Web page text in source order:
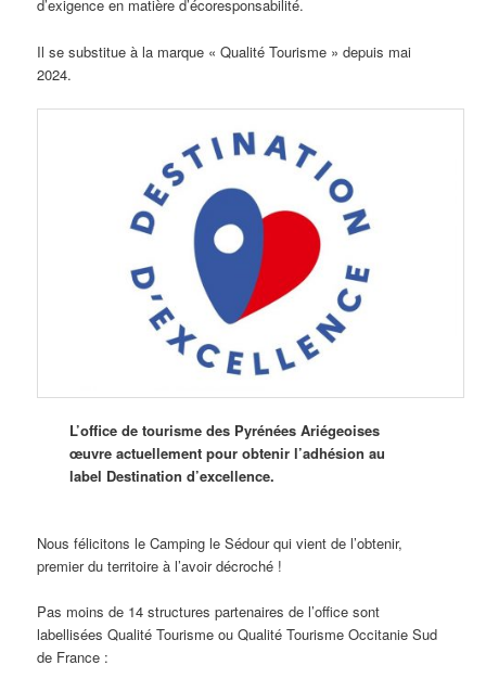
d’exigence en matière d’écoresponsabilité.
Il se substitue à la marque « Qualité Tourisme » depuis mai
2024.
L’office de tourisme des Pyrénées Ariégeoises
œuvre actuellement pour obtenir l’adhésion au
label Destination d’excellence.
Nous félicitons le Camping le Sédour qui vient de l’obtenir,
premier du territoire à l’avoir décroché !
Pas moins de 14 structures partenaires de l’office sont
labellisées Qualité Tourisme ou Qualité Tourisme Occitanie Sud
de France :